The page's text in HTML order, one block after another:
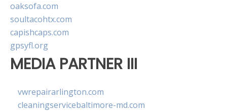
oaksofa.com
soultacohtx.com
capishcaps.com
gpsyfl.org
MEDIA PARTNER III
vwrepairarlington.com
cleaningservicebaltimore-md.com